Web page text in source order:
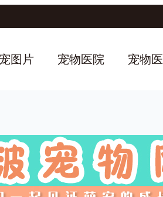
图片 宠物医院 宠物